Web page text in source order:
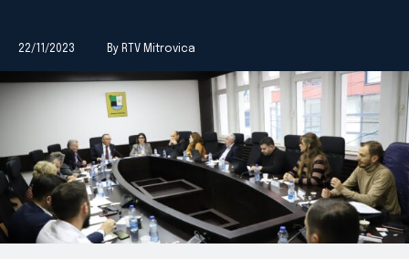
22/11/2023 By RTV Mitrovica